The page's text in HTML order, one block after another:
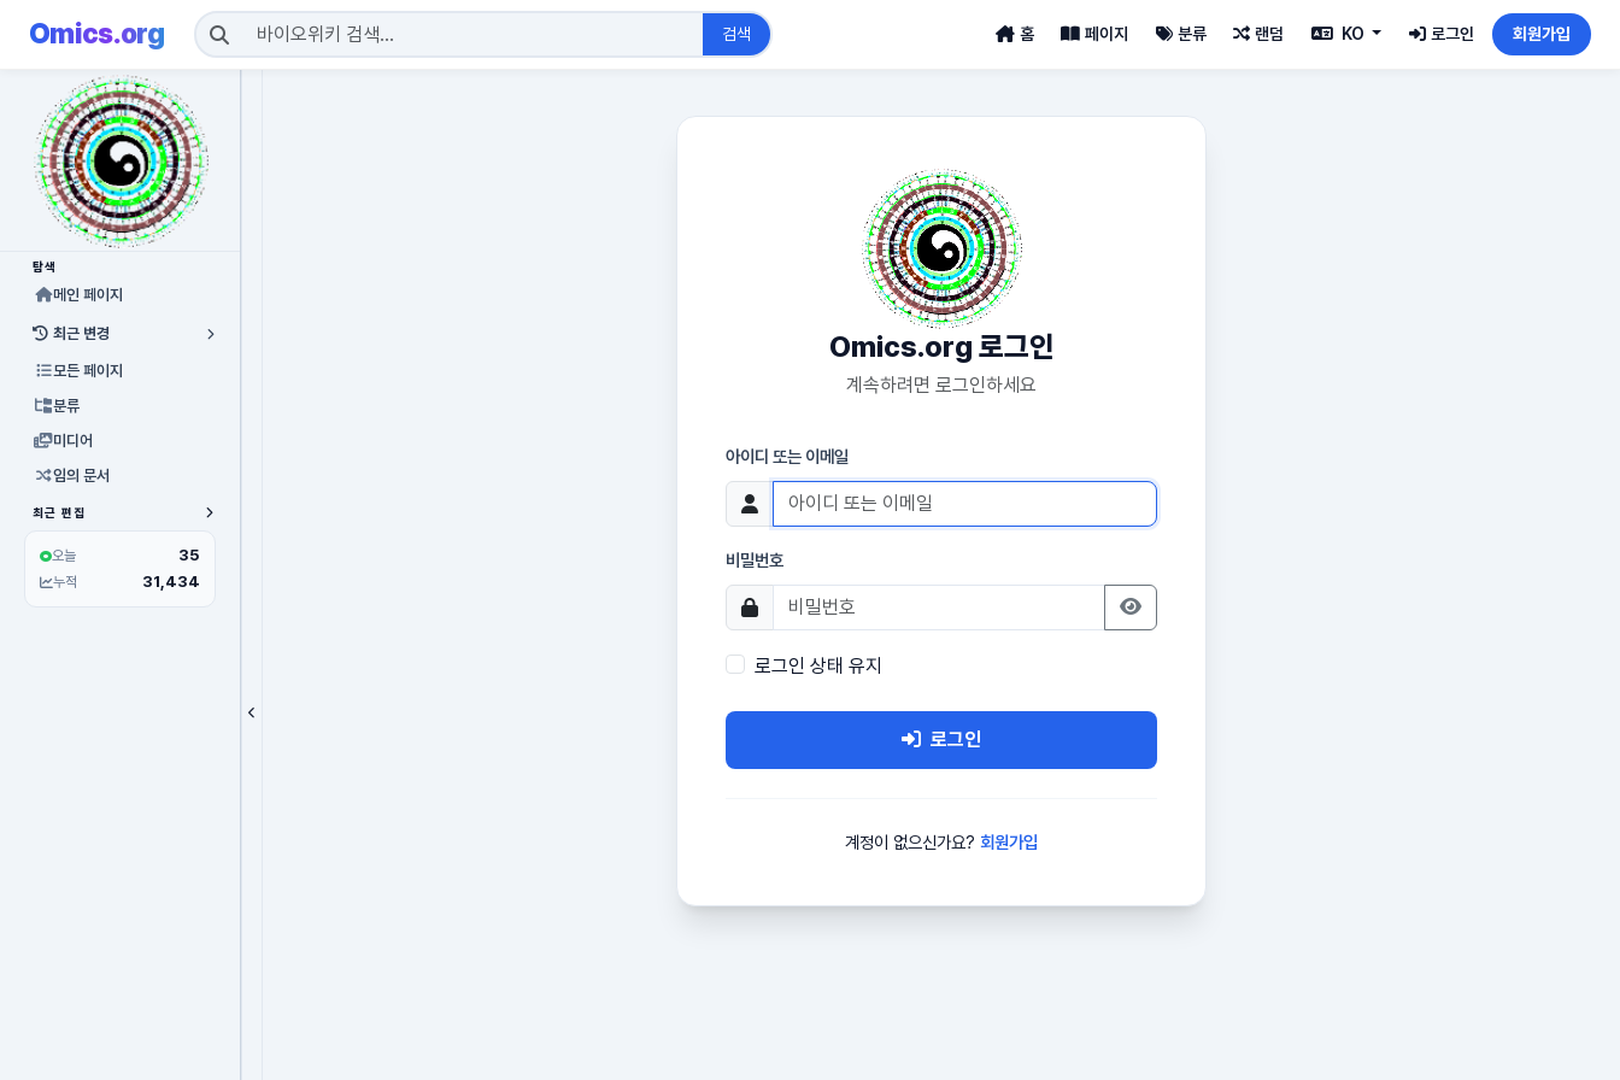
Omics.org 검색 홈 페이지 분류 랜덤 KO 로그인 회원가입
탐색
메인 페이지
최근 변경
모든 페이지
분류
미디어
임의 문서
최근 편집
오늘 35
누적 31,434
Omics.org 로그인
계속하려면 로그인하세요
아이디 또는 이메일
비밀번호
로그인 상태 유지
로그인
계정이 없으신가요? 회원가입